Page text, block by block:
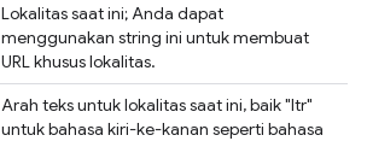
Lokalitas saat ini; Anda dapat
menggunakan string ini untuk membuat
URL khusus lokalitas.
Arah teks untuk lokalitas saat ini, baik "ltr"
untuk bahasa kiri-ke-kanan seperti bahasa